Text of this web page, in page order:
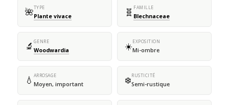
🌺TYPE
Plante vivace 🧬 FAMILLE
Blechnaceae
🔬 GENRE
Woodwardia ☀️EXPOSITION
Mi-ombre
💧 ARROSAGE
Moyen, important ❄️RUSTICITÉ
Semi-rustique